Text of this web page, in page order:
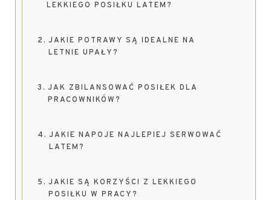
LEKKIEGO POSIŁKU LATEM?
JAKIE POTRAWY SĄ IDEALNE NA
LETNIE UPAŁY?
JAK ZBILANSOWAĆ POSIŁEK DLA
PRACOWNIKÓW?
JAKIE NAPOJE NAJLEPIEJ SERWOWAĆ
LATEM?
JAKIE SĄ KORZYŚCI Z LEKKIEGO
POSIŁKU W PRACY?